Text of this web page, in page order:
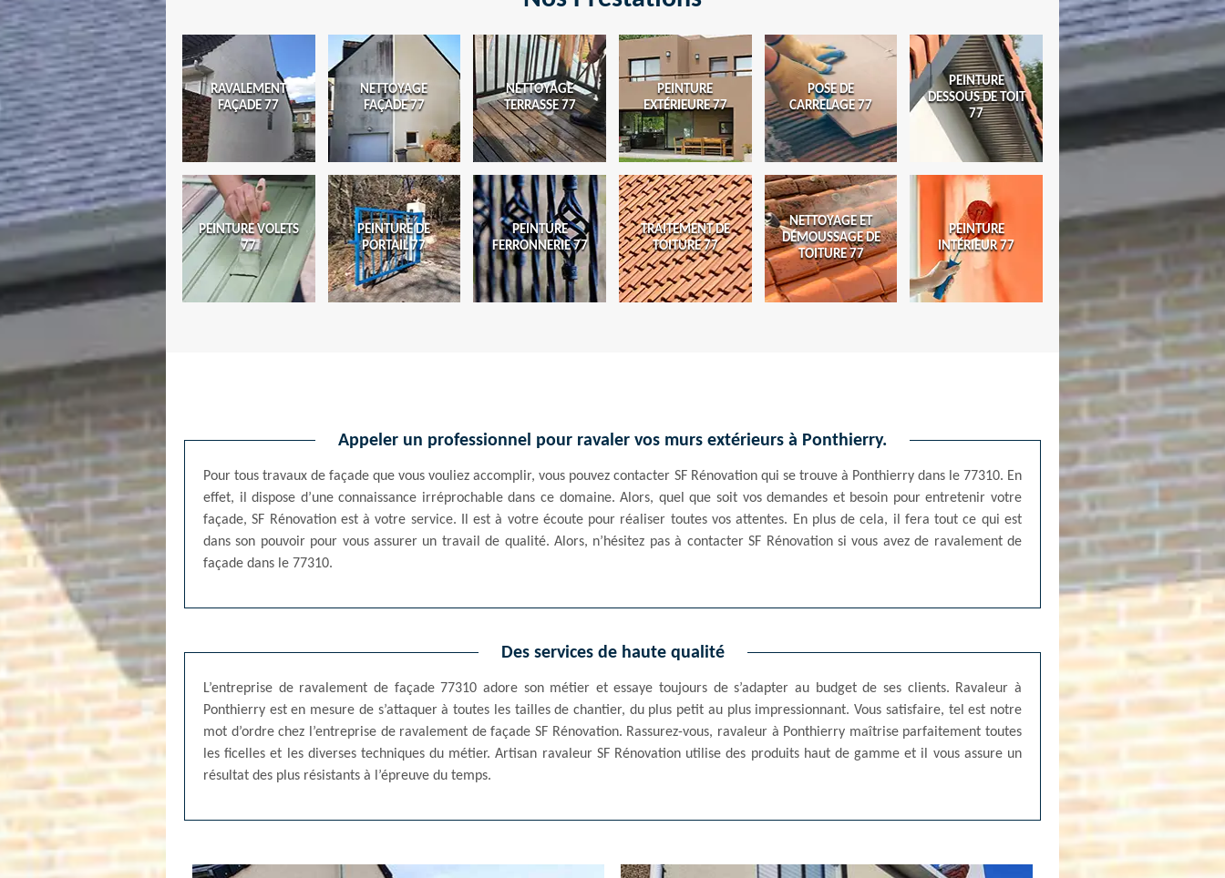
RAVALEMENT
FAÇADE 77
NETTOYAGE
FAÇADE 77
NETTOYAGE
TERRASSE 77
PEINTURE
EXTÉRIEURE 77
POSE DE
CARRELAGE 77
PEINTURE
DESSOUS DE TOIT
77
PEINTURE VOLETS
77
PEINTURE DE
PORTAIL 77
PEINTURE
FERRONNERIE 77
TRAITEMENT DE
TOITURE 77
NETTOYAGE ET
DÉMOUSSAGE DE
TOITURE 77
PEINTURE
INTÉRIEUR 77
Appeler un professionnel pour ravaler vos murs extérieurs à Ponthierry.
Pour tous travaux de façade que vous vouliez accomplir, vous pouvez contacter SF Rénovation qui se trouve à Ponthierry dans le 77310. En
effet, il dispose d’une connaissance irréprochable dans ce domaine. Alors, quel que soit vos demandes et besoin pour entretenir votre
façade, SF Rénovation est à votre service. Il est à votre écoute pour réaliser toutes vos attentes. En plus de cela, il fera tout ce qui est
dans son pouvoir pour vous assurer un travail de qualité. Alors, n’hésitez pas à contacter SF Rénovation si vous avez de ravalement de
façade dans le 77310.
Des services de haute qualité
L’entreprise de ravalement de façade 77310 adore son métier et essaye toujours de s’adapter au budget de ses clients. Ravaleur à
Ponthierry est en mesure de s’attaquer à toutes les tailles de chantier, du plus petit au plus impressionnant. Vous satisfaire, tel est notre
mot d’ordre chez l’entreprise de ravalement de façade SF Rénovation. Rassurez-vous, ravaleur à Ponthierry maîtrise parfaitement toutes
les ficelles et les diverses techniques du métier. Artisan ravaleur SF Rénovation utilise des produits haut de gamme et il vous assure un
résultat des plus résistants à l’épreuve du temps.